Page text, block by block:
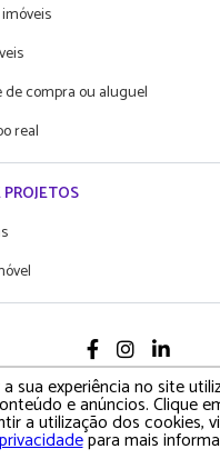
de compra ou aluguel
real
PROJETOS
Direto - Todos os
de Privacidade • Termos e
sua experiência no site
e anúncios. Clique
a utilização dos cookies,
privacidadepara mais